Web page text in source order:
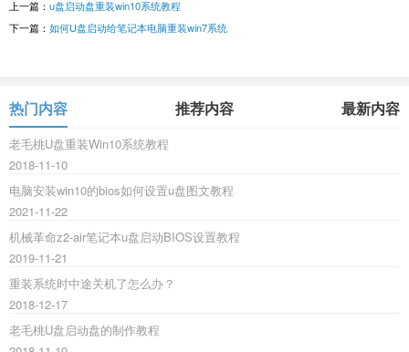
上一篇： u盘启动盘重装win10系统教程
下一篇： 如何U盘启动给笔记本电脑重装win7系统
热门内容 推荐内容 最新内容
老毛桃U盘重装Win10系统教程
2018-11-10
电脑安装win10的bios如何设置u盘图文教程
2021-11-22
机械革命z2-air笔记本u盘启动BIOS设置教程
2019-11-21
重装系统时中途关机了怎么办？
2018-12-17
老毛桃U盘启动盘的制作教程